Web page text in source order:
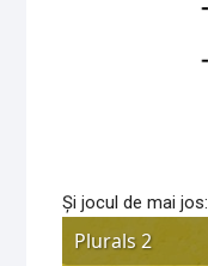
Și jocul de mai jos: